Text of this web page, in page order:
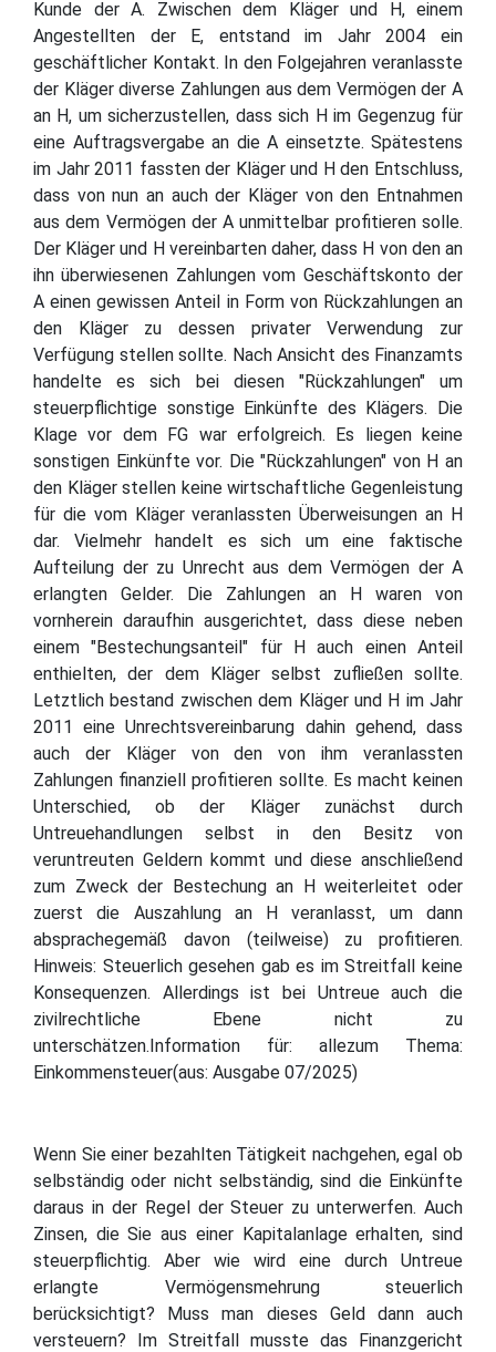
Kunde der A. Zwischen dem Kläger und H, einem
Angestellten der E, entstand im Jahr 2004 ein
geschäftlicher Kontakt. In den Folgejahren veranlasste
der Kläger diverse Zahlungen aus dem Vermögen der A
an H, um sicherzustellen, dass sich H im Gegenzug für
eine Auftragsvergabe an die A einsetzte. Spätestens
im Jahr 2011 fassten der Kläger und H den Entschluss,
dass von nun an auch der Kläger von den Entnahmen
aus dem Vermögen der A unmittelbar profitieren solle.
Der Kläger und H vereinbarten daher, dass H von den an
ihn überwiesenen Zahlungen vom Geschäftskonto der
A einen gewissen Anteil in Form von Rückzahlungen an
den Kläger zu dessen privater Verwendung zur
Verfügung stellen sollte. Nach Ansicht des Finanzamts
handelte es sich bei diesen "Rückzahlungen" um
steuerpflichtige sonstige Einkünfte des Klägers. Die
Klage vor dem FG war erfolgreich. Es liegen keine
sonstigen Einkünfte vor. Die "Rückzahlungen" von H an
den Kläger stellen keine wirtschaftliche Gegenleistung
für die vom Kläger veranlassten Überweisungen an H
dar. Vielmehr handelt es sich um eine faktische
Aufteilung der zu Unrecht aus dem Vermögen der A
erlangten Gelder. Die Zahlungen an H waren von
vornherein daraufhin ausgerichtet, dass diese neben
einem "Bestechungsanteil" für H auch einen Anteil
enthielten, der dem Kläger selbst zufließen sollte.
Letztlich bestand zwischen dem Kläger und H im Jahr
2011 eine Unrechtsvereinbarung dahin gehend, dass
auch der Kläger von den von ihm veranlassten
Zahlungen finanziell profitieren sollte. Es macht keinen
Unterschied, ob der Kläger zunächst durch
Untreuehandlungen selbst in den Besitz von
veruntreuten Geldern kommt und diese anschließend
zum Zweck der Bestechung an H weiterleitet oder
zuerst die Auszahlung an H veranlasst, um dann
absprachegemäß davon (teilweise) zu profitieren.
Hinweis: Steuerlich gesehen gab es im Streitfall keine
Konsequenzen. Allerdings ist bei Untreue auch die
zivilrechtliche Ebene nicht zu
unterschätzen.Information für: allezum Thema:
Einkommensteuer(aus: Ausgabe 07/2025)
Wenn Sie einer bezahlten Tätigkeit nachgehen, egal ob
selbständig oder nicht selbständig, sind die Einkünfte
daraus in der Regel der Steuer zu unterwerfen. Auch
Zinsen, die Sie aus einer Kapitalanlage erhalten, sind
steuerpflichtig. Aber wie wird eine durch Untreue
erlangte Vermögensmehrung steuerlich
berücksichtigt? Muss man dieses Geld dann auch
versteuern? Im Streitfall musste das Finanzgericht